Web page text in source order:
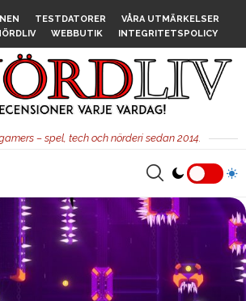
TESTDATORER
VÅRA UTMÄRKELSER
WEBBUTIK INTEGRITETSPOLICY
– spel, tech och nörderi sedan 2014.